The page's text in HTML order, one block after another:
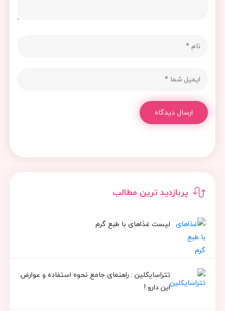
پربازدید ترین مطالب
لیست غذاهای با طبع گرم
تتراسایکلین : راهنمای جامع نحوه استفاده و عوارض
این دارو !
ارسال دیدگاه